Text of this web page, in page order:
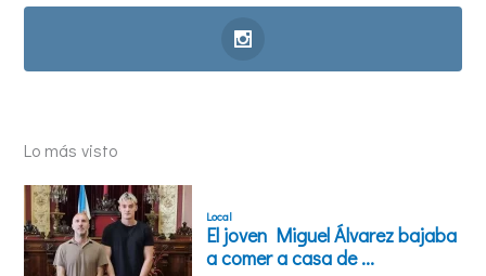
Lo más visto